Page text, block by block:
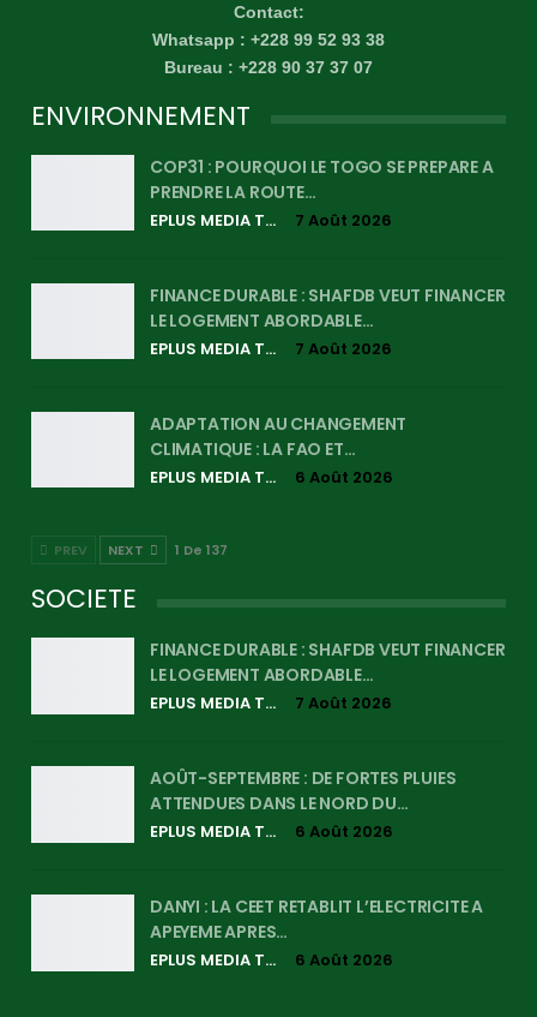
Contact:
Whatsapp : +228 99 52 93 38
Bureau : +228 90 37 37 07
ENVIRONNEMENT
COP31 : POURQUOI LE TOGO SE PREPARE A
PRENDRE LA ROUTE…
EPLUS MEDIA TV 7 Août 2026
FINANCE DURABLE : SHAFDB VEUT FINANCER
LE LOGEMENT ABORDABLE…
EPLUS MEDIA TV 7 Août 2026
ADAPTATION AU CHANGEMENT
CLIMATIQUE : LA FAO ET…
EPLUS MEDIA TV 6 Août 2026
PREV NEXT 1 De 137
SOCIETE
FINANCE DURABLE : SHAFDB VEUT FINANCER
LE LOGEMENT ABORDABLE…
EPLUS MEDIA TV 7 Août 2026
AOÛT-SEPTEMBRE : DE FORTES PLUIES
ATTENDUES DANS LE NORD DU…
EPLUS MEDIA TV 6 Août 2026
DANYI : LA CEET RETABLIT L’ELECTRICITE A
APEYEME APRES…
EPLUS MEDIA TV 6 Août 2026